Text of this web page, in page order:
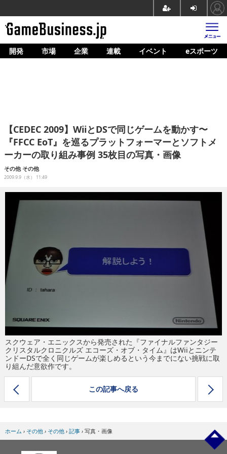
ホーム
企業動向
人材育成
産業政策
イベント/セミナー
eスポーツ
開発 市場 企業 連載 イベント eスポーツ
【CEDEC 2009】WiiとDSで同じゲームを動かす〜
『FFCC EoT』を巡るプラットフォーマーとソフトメ
ーカーの取り組み事例 35枚目の写真・画像
その他 その他
2009.9.9（水） 11:49
スクウェア・エニックスから発売された『ファイナルファンタジー
クリスタルクロニクルズ エコーズ・オブ・タイム』はWiiとニンテ
ンドーDSで全く同じゲームが楽しめるという今までにない挑戦に取
り組んだ意欲作です。
この記事へ戻る
ホーム › その他 › その他 › 記事 › 写真・画像